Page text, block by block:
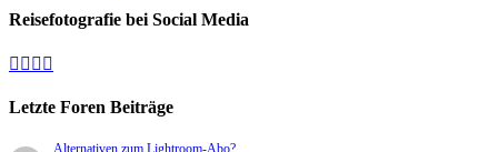
Reisefotografie bei Social Media
Facebook
Vimeo
YouTube
Letzte Foren Beiträge
Alternativen zum Lightroom-Abo?